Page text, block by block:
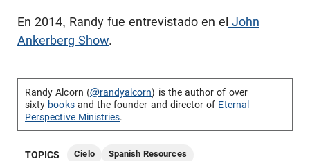
En 2014, Randy fue entrevistado en el John
Ankerberg Show.
Randy Alcorn (@randyalcorn) is the author of over
sixty booksand the founder and director of Eternal
Perspective Ministries.
TOPICS Cielo Spanish Resources